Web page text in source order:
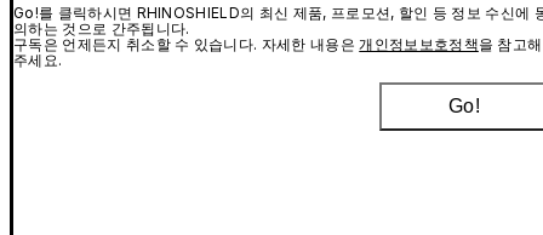
Go!를 클릭하시면 RHINOSHIELD의 최신 제품, 프로모션, 할인 등 정보 수신에
의하는 것으로 간주됩니다.
구독은 언제든지 취소할 수 있습니다. 자세한 내용은개인정보보호정책을 참고해
주세요.
Go!